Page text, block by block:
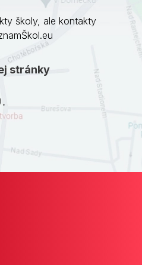
školy, ale kontakty
stránky